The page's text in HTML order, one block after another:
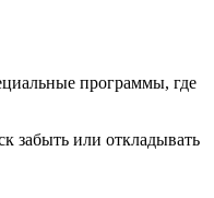
программы, где
забыть или откладывать